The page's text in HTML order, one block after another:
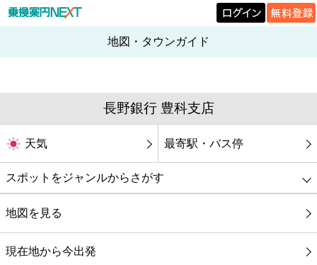
地図・タウンガイド
長野銀行 豊科支店
天気 最寄駅・バス停
スポットをジャンルからさがす
グルメ
映画
地図を見る
現在地から今出発